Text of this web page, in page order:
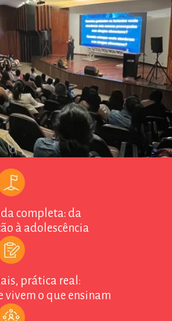
completa: da
à adolescência
prática real:
vivem o que ensinam